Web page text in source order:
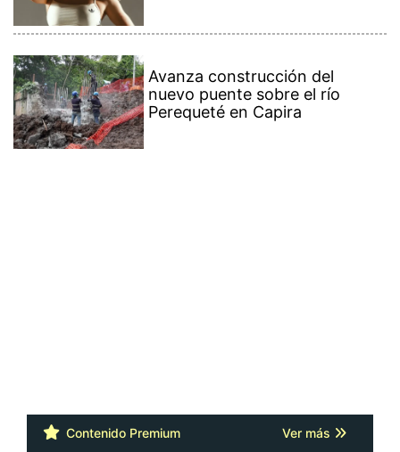
Avanza construcción del
nuevo puente sobre el río
Perequeté en Capira
Contenido Premium Ver más